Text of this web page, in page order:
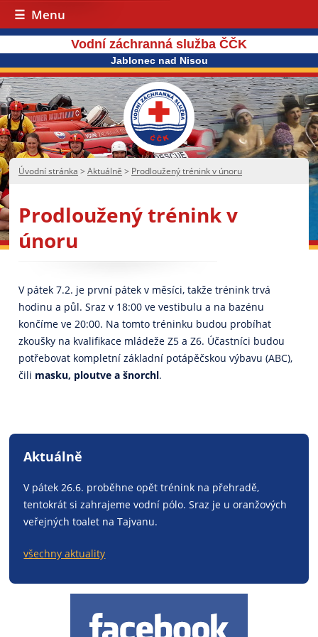
Menu
Vodní záchranná služba ČČK
Jablonec nad Nisou
Úvodní stránka >Aktuálně > Prodloužený trénink v únoru
Prodloužený trénink v
únoru
V pátek 7.2. je první pátek v měsíci, takže trénink trvá
hodinu a půl. Sraz v 18:00 ve vestibulu a na bazénu
končíme ve 20:00. Na tomto tréninku budou probíhat
zkoušky na kvalifikace mládeže Z5 a Z6. Účastníci budou
potřebovat kompletní základní potápěčskou výbavu (ABC),
čili masku, ploutve a šnorchl.
Aktuálně
V pátek 26.6. proběhne opět trénink na přehradě,
tentokrát si zahrajeme vodní pólo. Sraz je u oranžových
veřejných toalet na Tajvanu.
všechny aktuality